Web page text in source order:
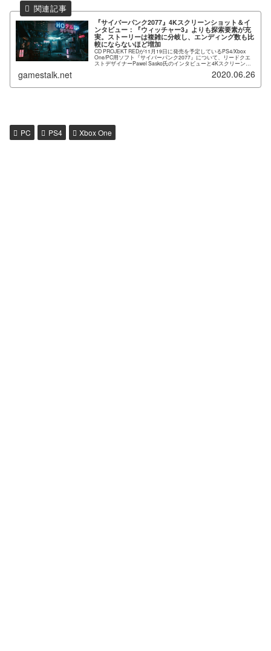
『サイバーパンク2077』4Kスクリーンショット＆イ
ンタビュー：『ウィッチャー3』よりも探索要素が充
実。ストーリーは複雑に分岐し、エンディング数も比
較にならないほど増加
CD PROJEKT REDが11月19日に発売を予定しているPS4/Xbox
One/PC用ソフト『サイバーパンク2077』について、リードクエ
ストデザイナーPawel Sasko氏のインタビューと4Kスクリーンシ
gamestalk.net 2020.06.26
PC PS4 Xbox One